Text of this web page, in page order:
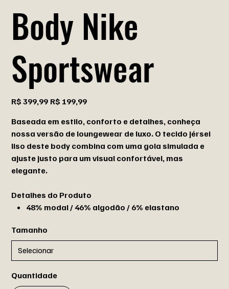
Body Nike
Sportswear
Preço
original
R$ 399,99
Preço
promocional
R$ 199,99
Baseada em estilo, conforto e detalhes, conheça
nossa versão de loungewear de luxo. O tecido jérsei
liso deste body combina com uma gola simulada e
ajuste justo para um visual confortável, mas
elegante.
Detalhes do Produto
48% modal / 46% algodão / 6% elastano
Tamanho
Quantidade